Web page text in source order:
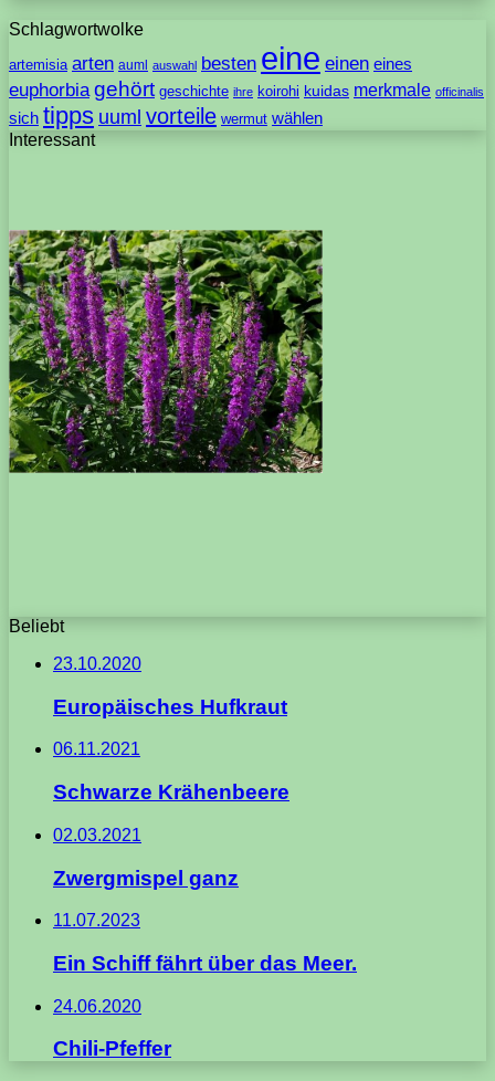
Schlagwortwolke
artemisia arten auml auswahl besten eine einen eines
euphorbia gehört geschichte ihre koirohi kuidas merkmale officinalis
sich tipps uuml vorteile wermut wählen
Interessant
Beliebt
23.10.2020
Europäisches Hufkraut
06.11.2021
Schwarze Krähenbeere
02.03.2021
Zwergmispel ganz
11.07.2023
Ein Schiff fährt über das Meer.
24.06.2020
Chili-Pfeffer